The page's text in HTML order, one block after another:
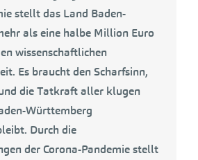
stellt das Land Baden-
als eine halbe Million Euro
wissenschaftlichen
Es braucht den Scharfsinn,
die Tatkraft aller klugen
Württemberg
Durch die
der Corona-Pandemie stellt